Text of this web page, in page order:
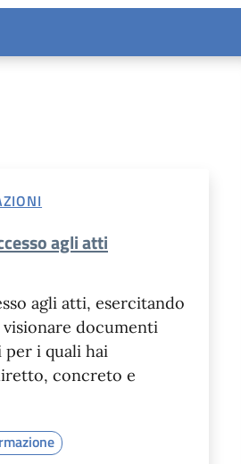
agli atti
agli atti, esercitando
documenti
i quali hai
concreto e